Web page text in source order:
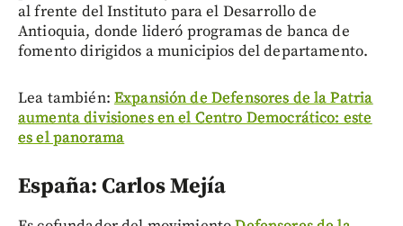
al frente del Instituto para el Desarrollo de
Antioquia, donde lideró programas de banca de
fomento dirigidos a municipios del departamento.
Lea también: Expansión de Defensores de la Patria
aumenta divisiones en el Centro Democrático: este
es el panorama
España: Carlos Mejía